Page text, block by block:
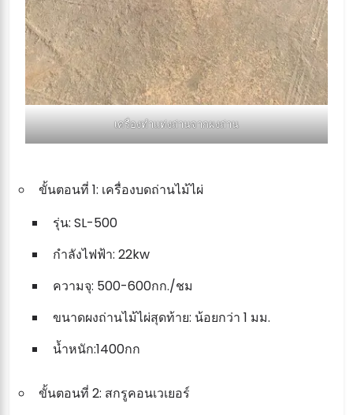
เครื่องทำแท่งถ่านจากผงถ่าน
ขั้นตอนที่ 1: เครื่องบดถ่านไม้ไผ่
รุ่น: SL-500
กำลังไฟฟ้า: 22kw
ความจุ: 500-600กก./ชม
ขนาดผงถ่านไม้ไผ่สุดท้าย: น้อยกว่า 1 มม.
น้ำหนัก:1400กก
ขั้นตอนที่ 2: สกรูคอนเวเยอร์